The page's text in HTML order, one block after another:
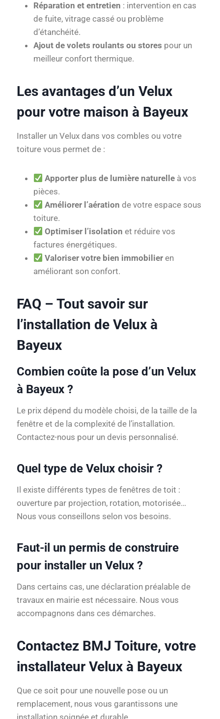
Réparation et entretien : intervention en cas
de fuite, vitrage cassé ou problème
d’étanchéité.
Ajout de volets roulants ou stores pour un
meilleur confort thermique.
Les avantages d’un Velux
pour votre maison à Bayeux
Installer un Velux dans vos combles ou votre
toiture vous permet de :
Apporter plus de lumière naturelle à vos
pièces.
Améliorer l’aération de votre espace sous
toiture.
Optimiser l’isolation et réduire vos
factures énergétiques.
Valoriser votre bien immobilier en
améliorant son confort.
FAQ – Tout savoir sur
l’installation de Velux à
Bayeux
Combien coûte la pose d’un Velux
à Bayeux ?
Le prix dépend du modèle choisi, de la taille de la
fenêtre et de la complexité de l’installation.
Contactez-nous pour un devis personnalisé.
Quel type de Velux choisir ?
Il existe différents types de fenêtres de toit :
ouverture par projection, rotation, motorisée…
Nous vous conseillons selon vos besoins.
Faut-il un permis de construire
pour installer un Velux ?
Dans certains cas, une déclaration préalable de
travaux en mairie est nécessaire. Nous vous
accompagnons dans ces démarches.
Contactez BMJ Toiture, votre
installateur Velux à Bayeux
Que ce soit pour une nouvelle pose ou un
remplacement, nous vous garantissons une
installation soignée et durable.